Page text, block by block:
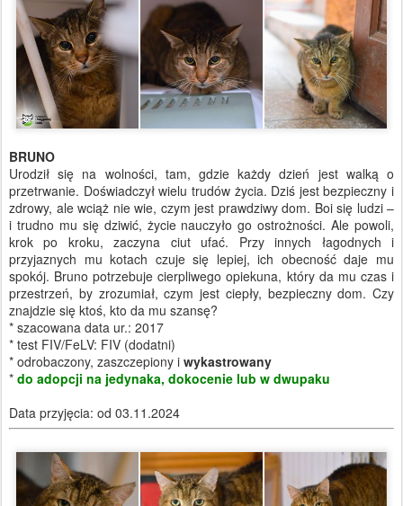
BRUNO
Urodził się na wolności, tam, gdzie każdy dzień jest walką o
przetrwanie. Doświadczył wielu trudów życia. Dziś jest bezpieczny i
zdrowy, ale wciąż nie wie, czym jest prawdziwy dom. Boi się ludzi –
i trudno mu się dziwić, życie nauczyło go ostrożności. Ale powoli,
krok po kroku, zaczyna ciut ufać. Przy innych łagodnych i
przyjaznych mu kotach czuje się lepiej, ich obecność daje mu
spokój. Bruno potrzebuje cierpliwego opiekuna, który da mu czas i
przestrzeń, by zrozumiał, czym jest ciepły, bezpieczny dom. Czy
znajdzie się ktoś, kto da mu szansę?
* szacowana data ur.: 2017
* test FIV/FeLV: FIV (dodatni)
* odrobaczony, zaszczepiony i wykastrowany
* do adopcji na jedynaka, dokocenie lub w dwupaku
Data przyjęcia: od 03.11.2024